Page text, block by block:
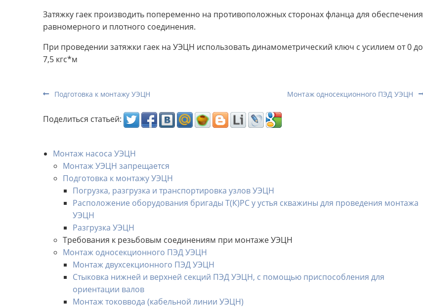
Затяжку гаек производить попеременно на противоположных сторонах фланца для обеспечения
равномерного и плотного соединения.
При проведении затяжки гаек на УЭЦН использовать динамометрический ключ с усилием от 0 до
7,5 кгс*м
Подготовка к монтажу УЭЦН Монтаж односекционного ПЭД УЭЦН
Поделиться статьей:
Монтаж насоса УЭЦН
Монтаж УЭЦН запрещается
Подготовка к монтажу УЭЦН
Погрузка, разгрузка и транспортировка узлов УЭЦН
Расположение оборудования бригады Т(К)РС у устья скважины для проведения монтажа
УЭЦН
Разгрузка УЭЦН
Требования к резьбовым соединениям при монтаже УЭЦН
Монтаж односекционного ПЭД УЭЦН
Монтаж двухсекционного ПЭД УЭЦН
Стыковка нижней и верхней секций ПЭД УЭЦН, с помощью приспособления для
ориентации валов
Монтаж токоввода (кабельной линии УЭЦН)